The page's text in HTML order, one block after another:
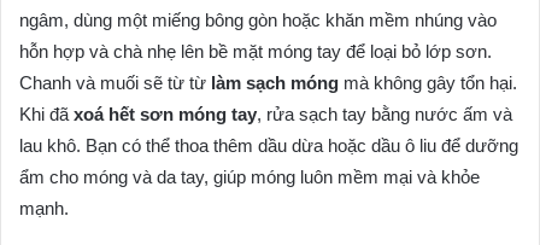
ngâm, dùng một miếng bông gòn hoặc khăn mềm nhúng vào
hỗn hợp và chà nhẹ lên bề mặt móng tay để loại bỏ lớp sơn.
Chanh và muối sẽ từ từ làm sạch móng mà không gây tổn hại.
Khi đã xoá hết sơn móng tay, rửa sạch tay bằng nước ấm và
lau khô. Bạn có thể thoa thêm dầu dừa hoặc dầu ô liu để dưỡng
ẩm cho móng và da tay, giúp móng luôn mềm mại và khỏe
mạnh.